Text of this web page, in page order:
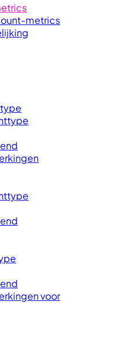
metrics
voor